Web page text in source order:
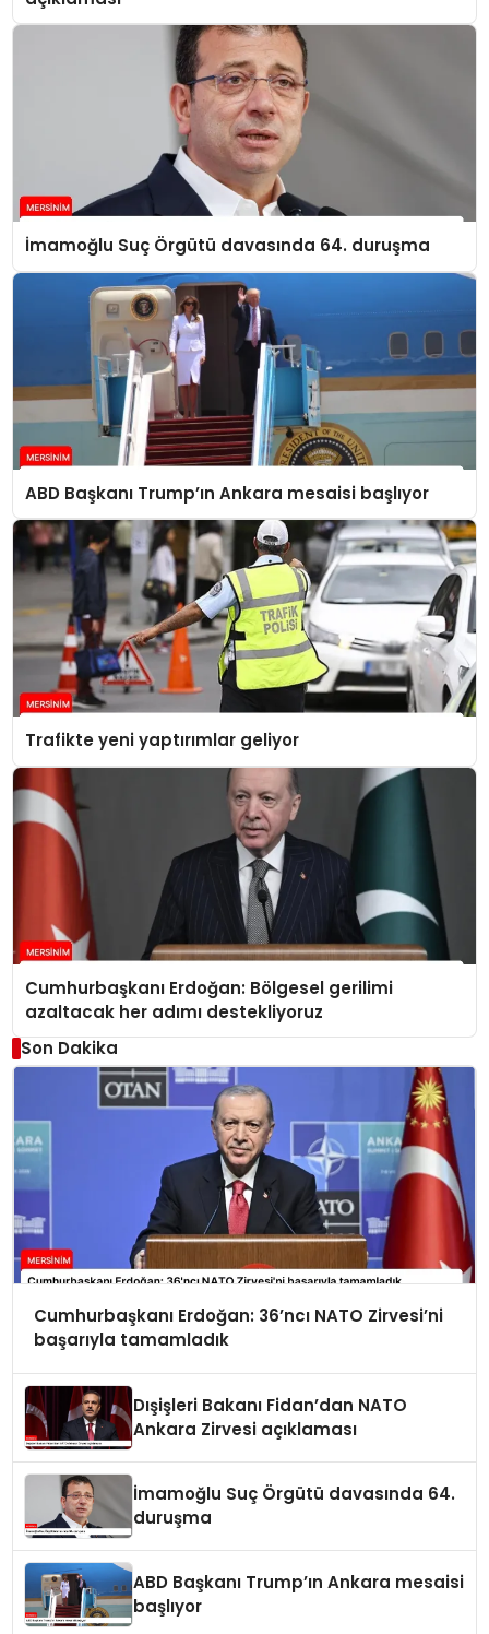
İmamoğlu Suç Örgütü davasında 64. duruşma
ABD Başkanı Trump’ın Ankara mesaisi başlıyor
Trafikte yeni yaptırımlar geliyor
Cumhurbaşkanı Erdoğan: Bölgesel gerilimi
azaltacak her adımı destekliyoruz
Son Dakika
Cumhurbaşkanı Erdoğan: 36’ncı NATO Zirvesi’ni
başarıyla tamamladık
Dışişleri Bakanı Fidan’dan NATO
Ankara Zirvesi açıklaması
İmamoğlu Suç Örgütü davasında 64.
duruşma
ABD Başkanı Trump’ın Ankara mesaisi
başlıyor